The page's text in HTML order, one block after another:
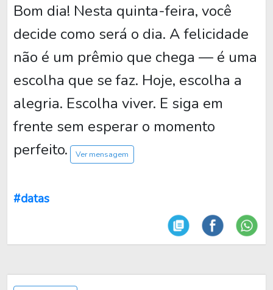
Bom dia! Nesta quinta-feira, você
decide como será o dia. A felicidade
não é um prêmio que chega — é uma
escolha que se faz. Hoje, escolha a
alegria. Escolha viver. E siga em
frente sem esperar o momento
perfeito.
Ver mensagem
#datas